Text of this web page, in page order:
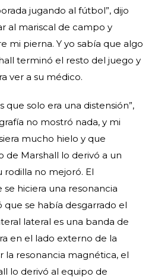
jugando al fútbol”, dijo
al mariscal de campo y
mi pierna. Y yo sabía que algo
terminó el resto del juego y
ver a su médico.
que solo era una distensión”,
no mostró nada, y mi
mucho hielo y que
de Marshall lo derivó a un
no mejoró. El
hiciera una resonancia
se había desgarrado el
lateral es una banda de
en el lado externo de la
la resonancia magnética, el
lo derivó al equipo de